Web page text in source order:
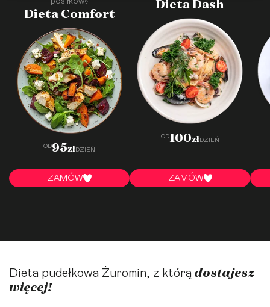
Dieta Comfort
OD95zł DZIEŃ
ZAMÓW
Dieta Dash
· · ·
OD100złDZIEŃ
ZAMÓW
Dieta pudełkowa Żuromin, z którą dostajesz
więcej!